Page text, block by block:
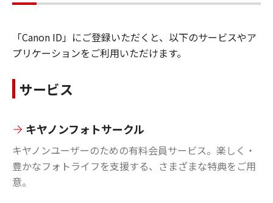
「Canon ID」にご登録いただくと、以下のサービスやア
プリケーションをご利用いただけます。
サービス
キヤノンフォトサークル
キヤノンユーザーのための有料会員サービス。楽しく・
豊かなフォトライフを支援する、さまざまな特典をご用
意。